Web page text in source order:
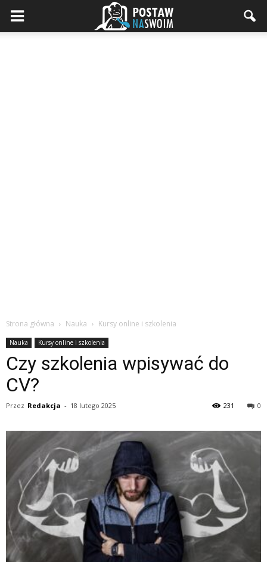
Strona główna Nauka Kursy online i szkolenia
Nauka Kursy online i szkolenia
Czy szkolenia wpisywać do
CV?
Przez Redakcja - 18 lutego 2025 0
231